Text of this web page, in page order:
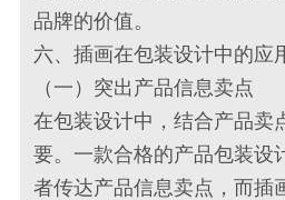
品牌的价值。
六、插画在包装设计中的应
（一）突出产品信息卖点
在包装设计中，结合产品卖
要。一款合格的产品包装设
者传达产品信息卖点，而插